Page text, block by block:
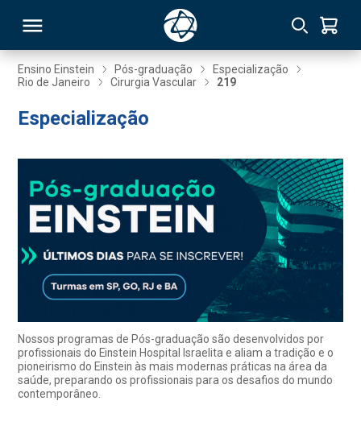
Ensino Einstein Pós-graduação
Especialização
Rio de Janeiro
Cirurgia Vascular 219
Especialização
Nossos programas de Pós-graduação são desenvolvidos por
profissionais do Einstein Hospital Israelita e aliam a tradição e o
pioneirismo do Einstein às mais modernas práticas na área da
saúde, preparando os profissionais para os desafios do mundo
contemporâneo.